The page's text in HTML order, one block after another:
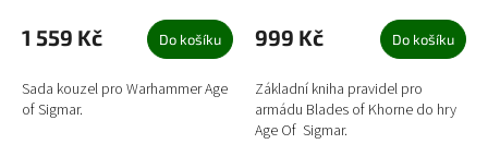
1 559 Kč Do košíku
Sada kouzel pro Warhammer Age
of Sigmar.
999 Kč Do košíku
Základní kniha pravidel pro
armádu Blades of Khorne do hry
Age Of Sigmar.